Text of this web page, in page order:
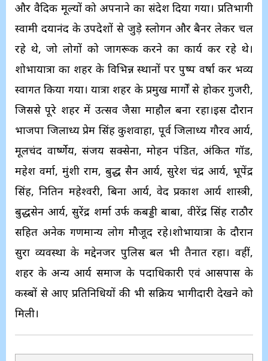
और वैदिक मूल्यों को अपनाने का संदेश दिया गया। प्रतिभागी
स्वामी दयानंद के उपदेशों से जुड़े स्लोगन और बैनर लेकर चल
रहे थे, जो लोगों को जागरूक करने का कार्य कर रहे थे।
शोभायात्रा का शहर के विभिन्न स्थानों पर पुष्प वर्षा कर भव्य
स्वागत किया गया। यात्रा शहर के प्रमुख मार्गों से होकर गुजरी,
जिससे पूरे शहर में उत्सव जैसा माहौल बना रहा।इस दौरान
भाजपा जिलाध्यक्ष प्रेम सिंह कुशवाहा, पूर्व जिलाध्यक्ष गौरव आर्य,
मूलचंद वार्ष्णेय, संजय सक्सेना, मोहन पंडित, अंकित गॉड,
महेश वर्मा, मुंशी राम, बुद्ध सैन आर्य, सुरेश चंद्र आर्य, भूपेंद्र
सिंह, नितिन महेश्वरी, बिना आर्य, वेद प्रकाश आर्य शास्त्री,
बुद्धसेन आर्य, सुरेंद्र शर्मा उर्फ कबड्डी बाबा, वीरेंद्र सिंह राठौर
सहित अनेक गणमान्य लोग मौजूद रहे।शोभायात्रा के दौरान
सुरक्षा व्यवस्था के मद्देनजर पुलिस बल भी तैनात रहा। वहीं,
शहर के अन्य आर्य समाज के पदाधिकारी एवं आसपास के
कस्बों से आए प्रतिनिधियों की भी सक्रिय भागीदारी देखने को
मिली।